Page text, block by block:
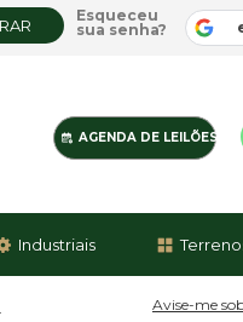
Esqueceu
sua senha?
AGENDADE LEILÕES
Industriais
Avise-me